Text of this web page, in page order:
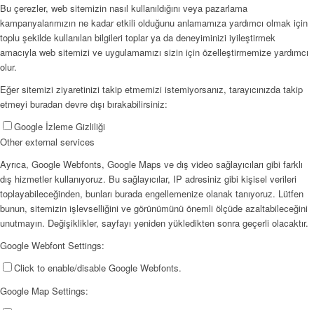
Bu çerezler, web sitemizin nasıl kullanıldığını veya pazarlama
kampanyalarımızın ne kadar etkili olduğunu anlamamıza yardımcı olmak için
toplu şekilde kullanılan bilgileri toplar ya da deneyiminizi iyileştirmek
amacıyla web sitemizi ve uygulamamızı sizin için özelleştirmemize yardımcı
olur.
Eğer sitemizi ziyaretinizi takip etmemizi istemiyorsanız, tarayıcınızda takip
etmeyi buradan devre dışı bırakabilirsiniz:
Google İzleme Gizliliği
Other external services
Ayrıca, Google Webfonts, Google Maps ve dış video sağlayıcıları gibi farklı
dış hizmetler kullanıyoruz. Bu sağlayıcılar, IP adresiniz gibi kişisel verileri
toplayabileceğinden, bunları burada engellemenize olanak tanıyoruz. Lütfen
bunun, sitemizin işlevselliğini ve görünümünü önemli ölçüde azaltabileceğini
unutmayın. Değişiklikler, sayfayı yeniden yükledikten sonra geçerli olacaktır.
Google Webfont Settings:
Click to enable/disable Google Webfonts.
Google Map Settings: